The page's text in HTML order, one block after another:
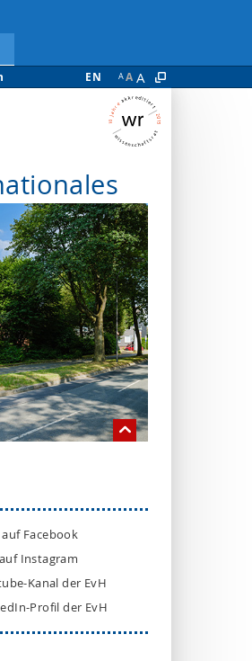
EN A A A
Facebook
Instagram
Kanal der EvH
Profil der EvH